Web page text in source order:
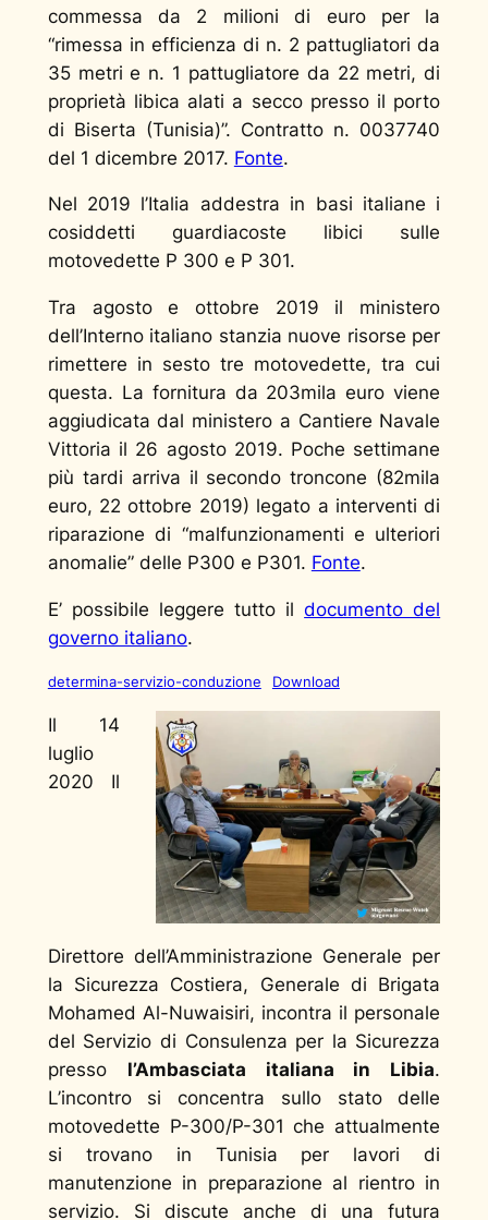
commessa da 2 milioni di euro per la
“rimessa in efficienza di n. 2 pattugliatori da
35 metri e n. 1 pattugliatore da 22 metri, di
proprietà libica alati a secco presso il porto
di Biserta (Tunisia)”. Contratto n. 0037740
del 1 dicembre 2017. Fonte.
Nel 2019 l’Italia addestra in basi italiane i
cosiddetti guardiacoste libici sulle
motovedette P 300 e P 301.
Tra agosto e ottobre 2019 il ministero
dell’Interno italiano stanzia nuove risorse per
rimettere in sesto tre motovedette, tra cui
questa. La fornitura da 203mila euro viene
aggiudicata dal ministero a Cantiere Navale
Vittoria il 26 agosto 2019. Poche settimane
più tardi arriva il secondo troncone (82mila
euro, 22 ottobre 2019) legato a interventi di
riparazione di “malfunzionamenti e ulteriori
anomalie” delle P300 e P301. Fonte.
E’ possibile leggere tutto ildocumento del
governo italiano.
determina-servizio-conduzione Download
Il 14
luglio
2020 Il
Direttore dell’Amministrazione Generale per
la Sicurezza Costiera, Generale di Brigata
Mohamed Al-Nuwaisiri, incontra il personale
del Servizio di Consulenza per la Sicurezza
presso l’Ambasciata italiana in Libia.
L’incontro si concentra sullo stato delle
motovedette P-300/P-301 che attualmente
si trovano in Tunisia per lavori di
manutenzione in preparazione al rientro in
servizio. Si discute anche di una futura